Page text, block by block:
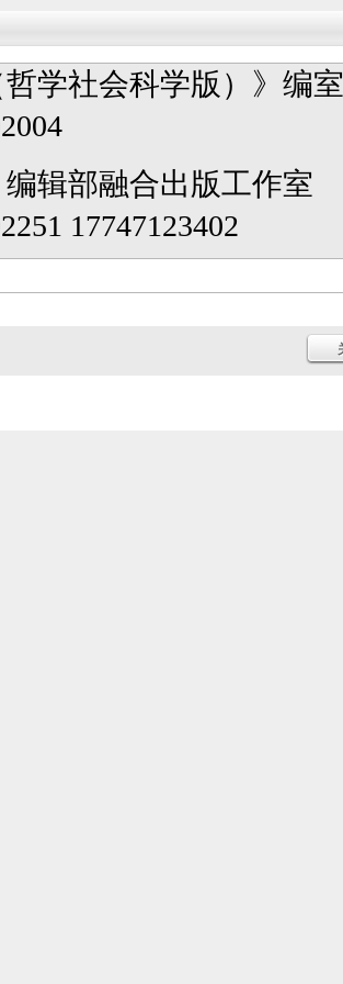
哲学社会科学版）》编室
编辑部融合出版工作室
17747123402